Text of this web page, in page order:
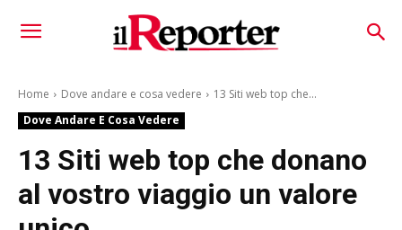
Home Dove andare e cosa vedere
13 Siti web top che...
Dove Andare E Cosa Vedere
13 Siti web top che donano
al vostro viaggio un valore